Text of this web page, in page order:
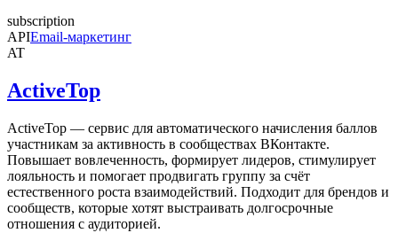
subscription
APIEmail-маркетинг
AT
ActiveTop
ActiveTop — сервис для автоматического начисления баллов
участникам за активность в сообществах ВКонтакте.
Повышает вовлеченность, формирует лидеров, стимулирует
лояльность и помогает продвигать группу за счёт
естественного роста взаимодействий. Подходит для брендов и
сообществ, которые хотят выстраивать долгосрочные
отношения с аудиторией.